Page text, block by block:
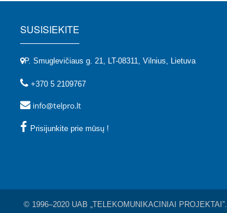
SUSISIEKITE
P. Smuglevičiaus g. 21, LT-08311, Vilnius, Lietuva
+370 5 2109767
info@telpro.lt
Prisijunkite prie mūsų !
© 1996–2020 UAB „TELEKOMUNIKACINIAI PROJEKTAI”.